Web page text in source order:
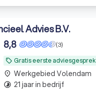
Advies B.V.
local_offer Gratis eerste adviesgesprek
(3)
8,8
place Werkgebied Volendam
timelapse 21 jaar in bedrijf